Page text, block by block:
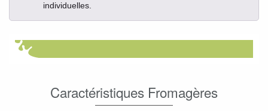
individuelles.
Caractéristiques Fromagères